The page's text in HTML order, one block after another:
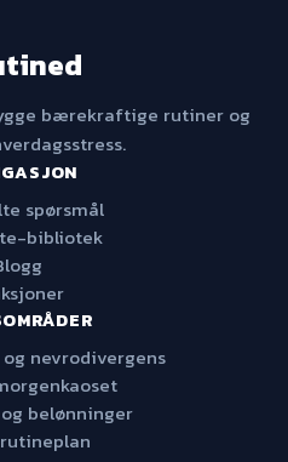
bærekraftige rutiner og
spørsmål
bibliotek
nevrodivergens
belønninger